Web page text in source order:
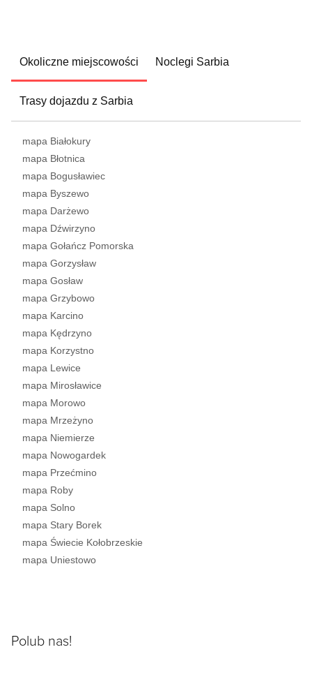
Okoliczne miejscowości Noclegi Sarbia
Trasy dojazdu z Sarbia
mapa Białokury
mapa Błotnica
mapa Bogusławiec
mapa Byszewo
mapa Darżewo
mapa Dźwirzyno
mapa Gołańcz Pomorska
mapa Gorzysław
mapa Gosław
mapa Grzybowo
mapa Karcino
mapa Kędrzyno
mapa Korzystno
mapa Lewice
mapa Mirosławice
mapa Morowo
mapa Mrzeżyno
mapa Niemierze
mapa Nowogardek
mapa Przećmino
mapa Roby
mapa Solno
mapa Stary Borek
mapa Świecie Kołobrzeskie
mapa Uniestowo
Polub nas!